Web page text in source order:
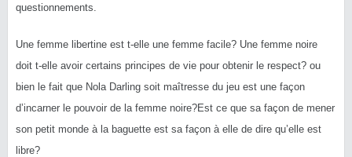
questionnements.
Une femme libertine est t-elle une femme facile? Une femme noire
doit t-elle avoir certains principes de vie pour obtenir le respect? ou
bien le fait que Nola Darling soit maîtresse du jeu est une façon
d’incarner le pouvoir de la femme noire?Est ce que sa façon de mener
son petit monde à la baguette est sa façon à elle de dire qu’elle est
libre?